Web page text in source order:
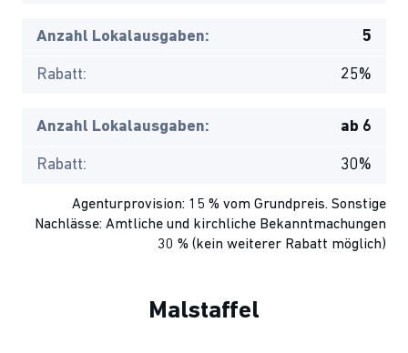
Anzahl Lokalausgaben: 5
Rabatt: 25%
Anzahl Lokalausgaben: ab 6
Rabatt: 30%
Agenturprovision: 15 % vom Grundpreis. Sonstige
Nachlässe: Amtliche und kirchliche Bekanntmachungen
30 % (kein weiterer Rabatt möglich)
Malstaffel